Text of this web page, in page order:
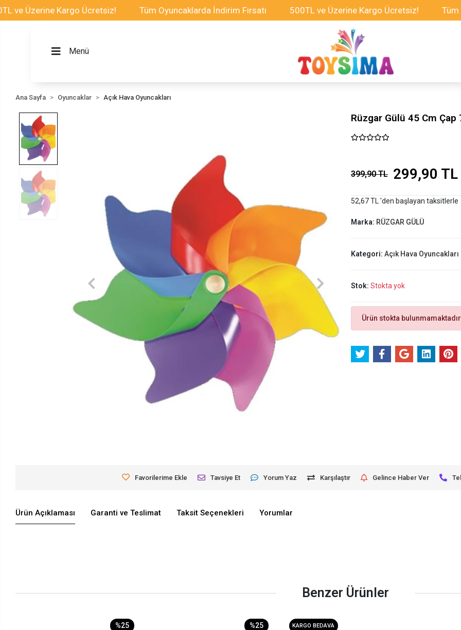
Üzerine Kargo Ücretsiz! Tüm Oyuncaklarda İndirim Fırsatı 500TL ve Üzerine Kargo Ücretsiz! Tüm
Menü
Ana Sayfa Oyuncaklar Açık Hava Oyuncakları
Rüzgar Gülü 45 Cm Çap
399,90 TL 299,90 TL
52,67 TL 'den başlayan taksitlerle
Marka: RÜZGAR GÜLÜ
Kategori: Açık Hava Oyuncakları
Stok: Stokta yok
Ürün stokta
Favorilerime Ekle Tavsiye Et Yorum Yaz Karşılaştır Gelince Haber Ver
Ürün Açıklaması Garanti ve Teslimat Taksit Seçenekleri Yorumlar
Benzer Ürünler
%25 %25 KARGO BEDAVA